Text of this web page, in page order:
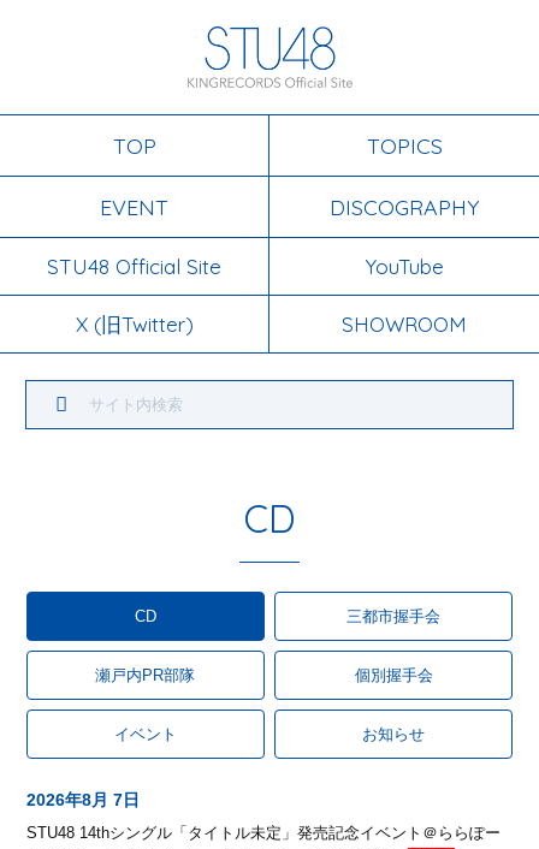
TOP TOPICS
EVENT DISCOGRAPHY
STU48 Official Site YouTube
X (旧Twitter) SHOWROOM
CD
CD 三都市握手会
瀬戸内PR部隊 個別握手会
イベント お知らせ
2026年8月 7日
STU48 14thシングル「タイトル未定」発売記念イベント＠ららぽー